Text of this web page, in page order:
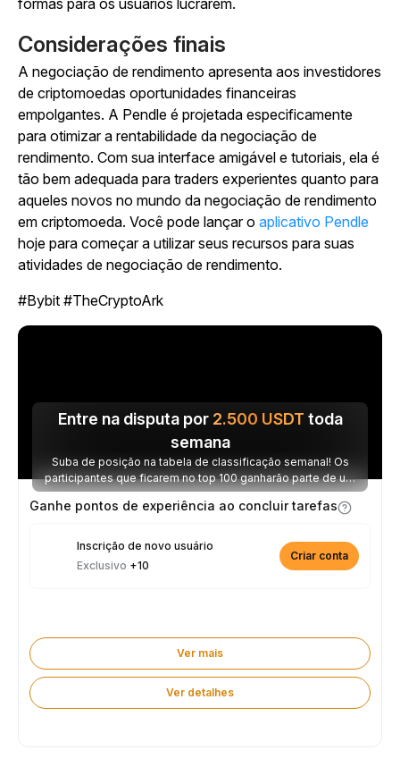
formas para os usuários lucrarem.
Considerações finais
A negociação de rendimento apresenta aos investidores
de criptomoedas oportunidades financeiras
empolgantes. A Pendle é projetada especificamente
para otimizar a rentabilidade da negociação de
rendimento. Com sua interface amigável e tutoriais, ela é
tão bem adequada para traders experientes quanto para
aqueles novos no mundo da negociação de rendimento
em criptomoeda. Você pode lançar o aplicativo Pendle
hoje para começar a utilizar seus recursos para suas
atividades de negociação de rendimento.
#Bybit #TheCryptoArk
Entre na disputa por 2.500 USDT toda
semana
Suba de posição na tabela de classificação semanal! Os
participantes que ficarem no top 100 ganharão parte de um
prêmio de 2.500 USDT toda semana.
Ganhe pontos de experiência ao concluir tarefas
Inscrição de novo usuário
Exclusivo +10
Criar conta
Ver mais
Ver detalhes